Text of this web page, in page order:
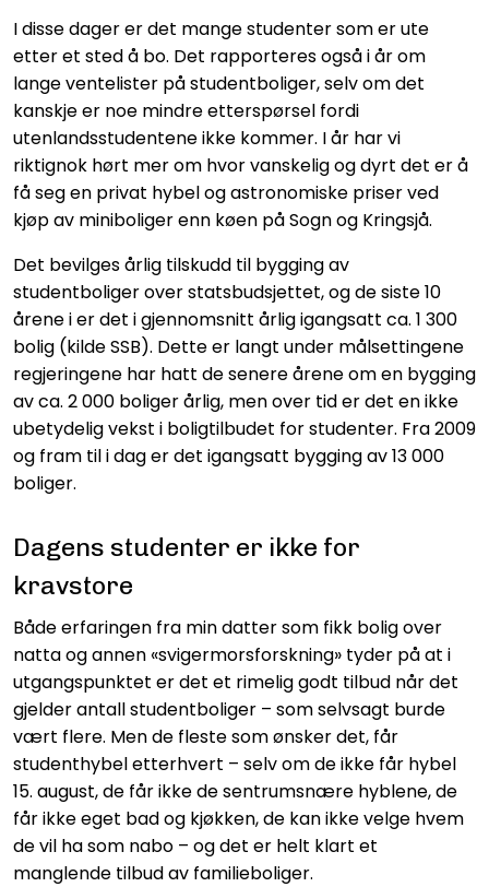
I disse dager er det mange studenter som er ute
etter et sted å bo. Det rapporteres også i år om
lange ventelister på studentboliger, selv om det
kanskje er noe mindre etterspørsel fordi
utenlandsstudentene ikke kommer. I år har vi
riktignok hørt mer om hvor vanskelig og dyrt det er å
få seg en privat hybel og astronomiske priser ved
kjøp av miniboliger enn køen på Sogn og Kringsjå.
Det bevilges årlig tilskudd til bygging av
studentboliger over statsbudsjettet, og de siste 10
årene i er det i gjennomsnitt årlig igangsatt ca. 1 300
bolig (kilde SSB). Dette er langt under målsettingene
regjeringene har hatt de senere årene om en bygging
av ca. 2 000 boliger årlig, men over tid er det en ikke
ubetydelig vekst i boligtilbudet for studenter. Fra 2009
og fram til i dag er det igangsatt bygging av 13 000
boliger.
Dagens studenter er ikke for
kravstore
Både erfaringen fra min datter som fikk bolig over
natta og annen «svigermorsforskning» tyder på at i
utgangspunktet er det et rimelig godt tilbud når det
gjelder antall studentboliger – som selvsagt burde
vært flere. Men de fleste som ønsker det, får
studenthybel etterhvert – selv om de ikke får hybel
15. august, de får ikke de sentrumsnære hyblene, de
får ikke eget bad og kjøkken, de kan ikke velge hvem
de vil ha som nabo – og det er helt klart et
manglende tilbud av familieboliger.